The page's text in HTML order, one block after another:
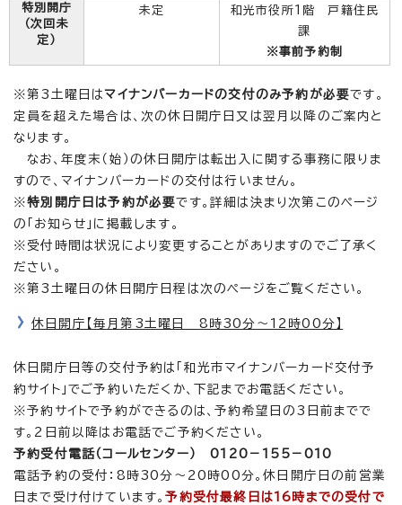
特別開庁
（次回未
定）
未定
和光市役所1階 戸籍住民
課
※事前予約制
※第3土曜日はマイナンバーカードの交付のみ予約が必要です。
定員を超えた場合は、次の休日開庁日又は翌月以降のご案内と
なります。
なお、年度末（始）の休日開庁は転出入に関する事務に限りま
すので、マイナンバーカードの交付は行いません。
※特別開庁日は予約が必要です。詳細は決まり次第このページ
の「お知らせ」に掲載します。
※受付時間は状況により変更することがありますのでご了承く
ださい。
※第3土曜日の休日開庁日程は次のページをご覧ください。
休日開庁【毎月第3土曜日 8時30分～12時00分】
休日開庁日等の交付予約は「和光市マイナンバーカード交付予
約サイト」でご予約いただくか、下記までお電話ください。
※予約サイトで予約ができるのは、予約希望日の3日前までで
す。2日前以降はお電話でご予約ください。
予約受付電話（コールセンター） 0120－155－010
電話予約の受付：8時30分～20時00分。休日開庁日の前営業
日まで受け付けています。予約受付最終日は16時までの受付で